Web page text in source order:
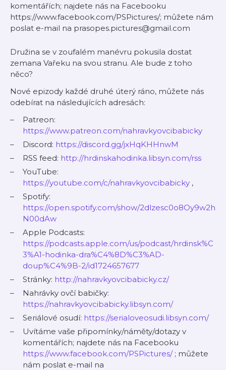
komentářích; najdete nás na Facebooku
https://www.facebook.com/PSPictures/; můžete nám
poslat e-mail na prasopes.pictures@gmail.com
Družina se v zoufalém manévru pokusila dostat
zemana Vařeku na svou stranu. Ale bude z toho
něco?
Nové epizody každé druhé úterý ráno, můžete nás
odebírat na následujících adresách:
Patreon:
https://www.patreon.com/nahravkyovcibabicky
Discord: https://discord.gg/jxHqKHHnwM
RSS feed: http://hrdinskahodinka.libsyn.com/rss
YouTube:
https://youtube.com/c/nahravkyovcibabicky ,
Spotify:
https://open.spotify.com/show/2dlzesc0o8Oy9w2h
N00dAw
Apple Podcasts:
https://podcasts.apple.com/us/podcast/hrdinsk%C
3%A1-hodinka-dra%C4%8D%C3%AD-
doup%C4%9B-2/id1724657677
Stránky: http://nahravkyovcibabicky.cz/
Nahrávky ovčí babičky:
https://nahravkyovcibabicky.libsyn.com/
Seriálové osudí: https://serialoveosudi.libsyn.com/
Uvítáme vaše připomínky/náměty/dotazy v
komentářích; najdete nás na Facebooku
https://www.facebook.com/PSPictures/; můžete
nám poslat e-mail na